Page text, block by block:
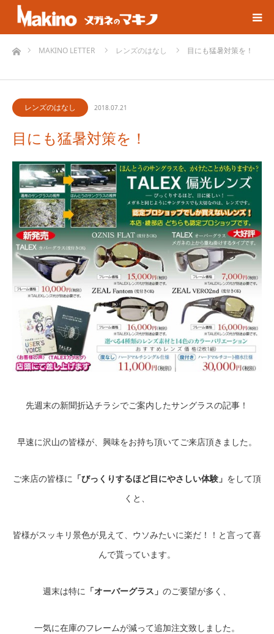
ホームMAKINO LETTER レンズのはなし 目にも猛暑対策を！
レンズのはなし 2018.07.21
目にも猛暑対策を！
先週末の新聞折込チラシでご案内したサングラスの記事！
早速に沢山の皆様が、興味をお持ち頂いてご来店頂きました。
ご来店の皆様に 「びっくりするほど目にやさしい体験 」 をして頂
くと、
皆様がスッキリ景色が見えて、ウソみたいに楽だ！！と言って喜
んで貰っています。
週末は特に 「オーバーグラス」 のご要望が多く、
一気に在庫のフレームが減って追加注文致しました。